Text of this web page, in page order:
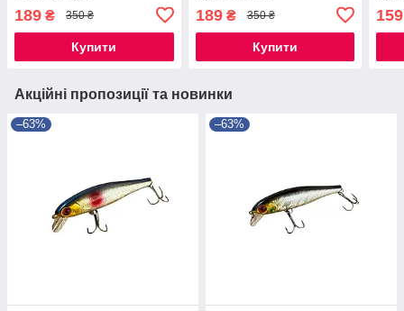
189 ₴ 350 ₴
Купити
189₴ 350 ₴
Купити
159
Акційні пропозиції та новинки
–63% –63%